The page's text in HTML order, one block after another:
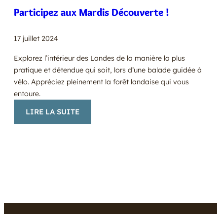
Participez aux Mardis Découverte !
17 juillet 2024
Explorez l’intérieur des Landes de la manière la plus
pratique et détendue qui soit, lors d’une balade guidée à
vélo. Appréciez pleinement la forêt landaise qui vous
entoure.
LIRE LA SUITE:
PARTICIPEZ